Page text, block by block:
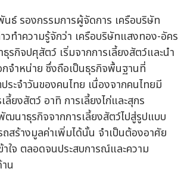
นธ์ รองกรรมการผู้จัดการ เครือบริษัท
วทำความรู้จักว่า เครือบริษัทแสงทอง-อัคร
รกิจปศุสัตว์ เริ่มจากการเลี้ยงสัตว์และนำ
จำหน่าย ซึ่งถือเป็นธุรกิจพื้นฐานที่
ระจำวันของคนไทย เนื่องจากคนไทยมี
ลี้ยงสัตว์ อาทิ การเลี้ยงไก่และสุกร
ฒนาธุรกิจจากการเลี้ยงสัตว์ไปสู่รูปแบบ
ถสร้างมูลค่าเพิ่มได้นั้น จำเป็นต้องอาศัย
าใจ ตลอดจนประสบการณ์และความ
น